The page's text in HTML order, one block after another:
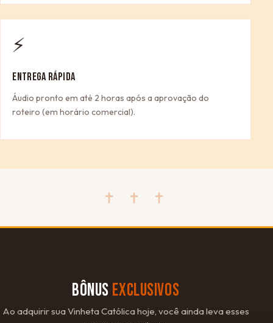
⚡
ENTREGA RÁPIDA
Áudio pronto em até 2 horas após a aprovação do
roteiro (em horário comercial).
✝ ✝ ✝
BÔNUS EXCLUSIVOS
Ao adquirir sua Vinheta Católica hoje, você ainda leva esses